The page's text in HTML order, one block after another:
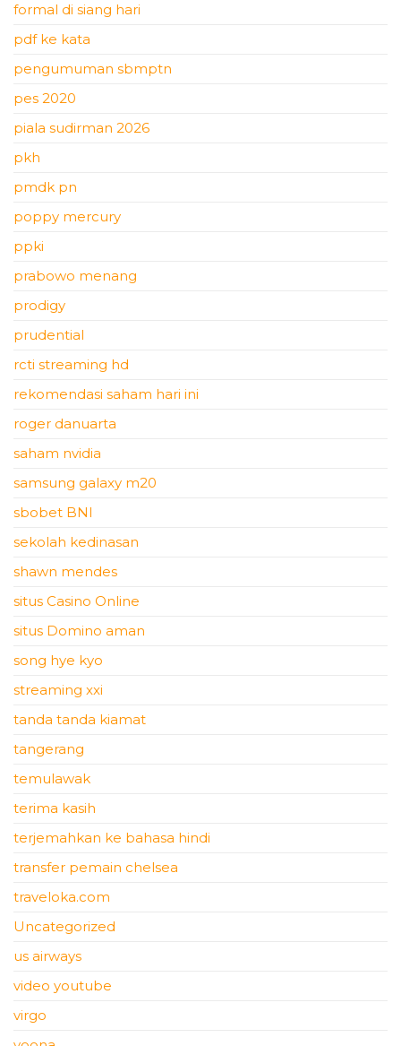
formal di siang hari
pdf ke kata
pengumuman sbmptn
pes 2020
piala sudirman 2026
pkh
pmdk pn
poppy mercury
ppki
prabowo menang
prodigy
prudential
rcti streaming hd
rekomendasi saham hari ini
roger danuarta
saham nvidia
samsung galaxy m20
sbobet BNI
sekolah kedinasan
shawn mendes
situs Casino Online
situs Domino aman
song hye kyo
streaming xxi
tanda tanda kiamat
tangerang
temulawak
terima kasih
terjemahkan ke bahasa hindi
transfer pemain chelsea
traveloka.com
Uncategorized
us airways
video youtube
virgo